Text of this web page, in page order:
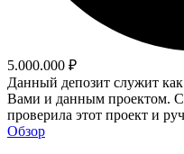
5.000.000 ₽
Данный депозит служит как
Вами и данным проектом.
проверила этот проект и
Обзор